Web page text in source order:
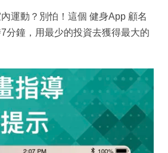
運動？別怕！這個 健身App 顧名
分鐘，用最少的投資去獲得最大的